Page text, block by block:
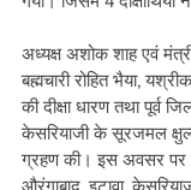
अध्यक्ष अशोक शाह एवं
बह्मचारी रोहित भैया,
की दीक्षा धारण तथा पूर्व
केसरियाजी के सूरजमल
ग्रहण की। इस अवसर पर
औरंगाबाद, इटावा